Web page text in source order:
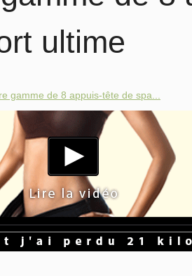
ultime
gamme de 8 appuis-tête de spa...